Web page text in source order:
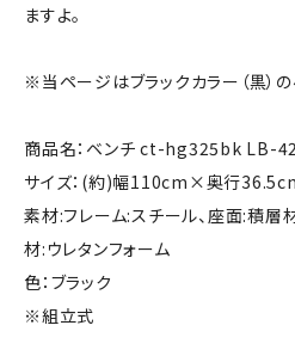
ますよ。
※当ページはブラックカラー（黒）
商品名：ベンチ ct-hg325bk LB-
サイズ：(約)幅110cm×奥行
素材:フレーム:スチール、座面:積層
材:ウレタンフォーム
色：ブラック
※組立式